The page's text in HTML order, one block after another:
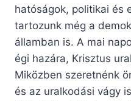
hatóságok, politikai és
tartozunk még a
államban is. A mai
égi hazára, Krisztus
Miközben szeretnénk
és az uralkodási vágy